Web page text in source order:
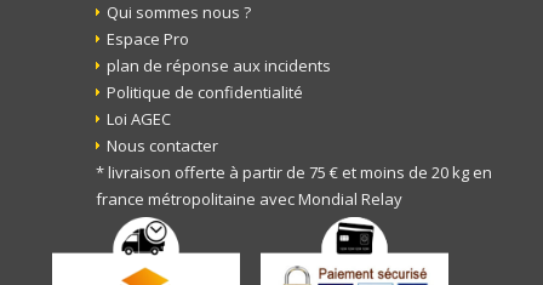
Qui sommes nous ?
Espace Pro
plan de réponse aux incidents
Politique de confidentialité
Loi AGEC
Nous contacter
* livraison offerte à partir de 75 € et moins de 20 kg en
france métropolitaine avec Mondial Relay